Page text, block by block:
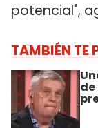
potencial",
TAMBIÉN TE
de